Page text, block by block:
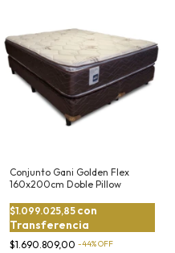
Conjunto Gani Golden Flex
160x200cm Doble Pillow
$1.690.809,00 -44%OFF
$1.099.025,85 con
Transferencia